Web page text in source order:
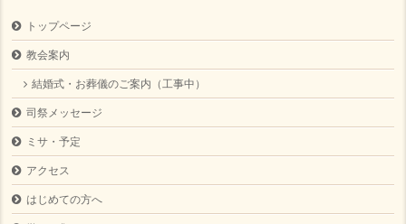
トップページ
教会案内
結婚式・お葬儀のご案内（工事中）
司祭メッセージ
ミサ・予定
アクセス
はじめての方へ